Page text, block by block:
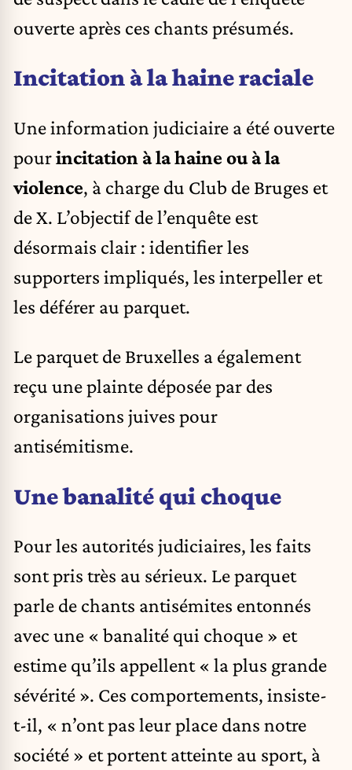
ouverte après ces chants présumés.
Incitation à la haine raciale
Une information judiciaire a été ouverte
pourincitation à la haine ou à la
violence, à charge du Club de Bruges et
de X. L’objectif de l’enquête est
désormais clair : identifier les
supporters impliqués, les interpeller et
les déférer au parquet.
Le parquet de Bruxelles a également
reçu une plainte déposée par des
organisations juives pour
antisémitisme.
Une banalité qui choque
Pour les autorités judiciaires, les faits
sont pris très au sérieux. Le parquet
parle de chants antisémites entonnés
avec une « banalité qui choque » et
estime qu’ils appellent « la plus grande
sévérité ». Ces comportements, insiste-
t-il, « n’ont pas leur place dans notre
société » et portent atteinte au sport, à